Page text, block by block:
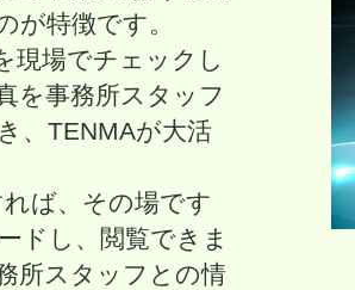
が特徴です。
現場でチェックし
を事務所スタッフ
、TENMAが大活
ば、その場です
ドし、閲覧できま
所スタッフとの情